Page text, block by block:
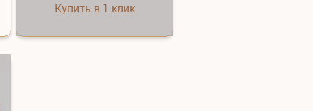
Купить в 1 клик